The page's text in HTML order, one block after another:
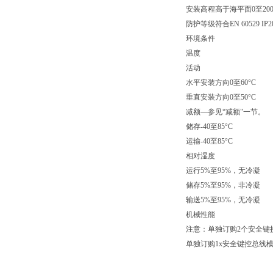
安装高程高于海平面0至
防护等级符合EN 60529
环境条件
温度
活动
水平安装方向0至60°C
垂直安装方向0至50°C
减额—参见“减额"一节。
储存-40至85°C
运输-40至85°C
相对湿度
运行5%至95%，无冷凝
储存5%至95%，非冷凝
输送5%至95%，无冷凝
机械性能
注意：单独订购2个安全键
单独订购1x安全键控总线